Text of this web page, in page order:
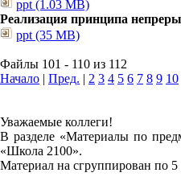
ppt (1.03 MB)
Реализация принципа
ppt (35 MB)
Файлы 101 - 110 из 112
Начало | Пред. | 2 3 4 5 6 7 8 9 10
Уважаемые коллеги!
В разделе «Материалы по
«Школа 2100».
Материал на сгруппирован по 5